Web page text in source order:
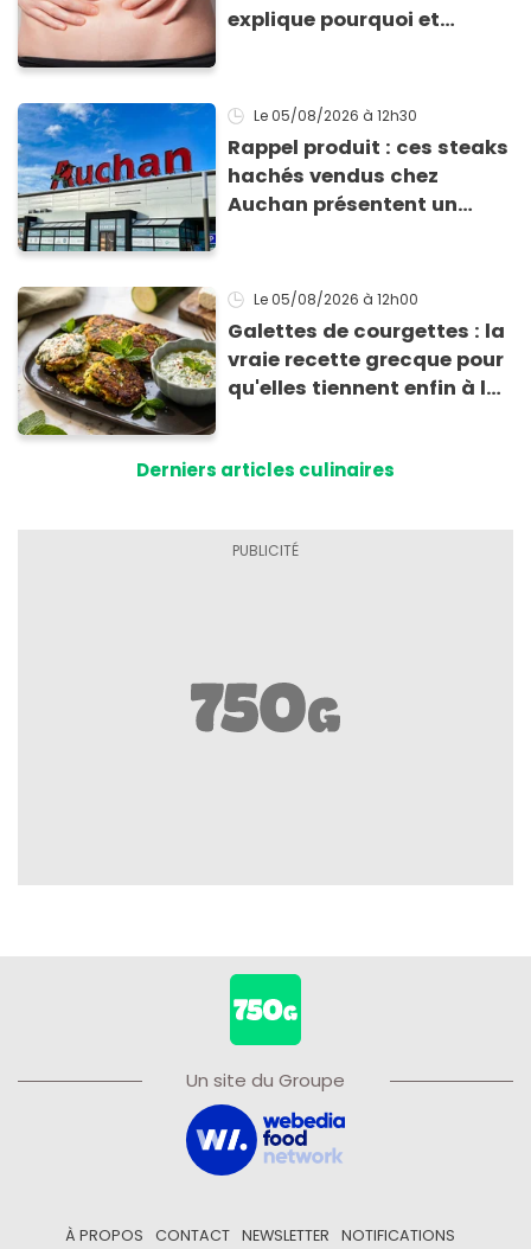
explique pourquoi et
Le 05/08/2026 à 12h30
Rappel produit : ces steaks
hachés vendus chez
Auchan présentent un
Le 05/08/2026 à 12h00
Galettes de courgettes : la
vraie recette grecque pour
qu'elles tiennent enfin à la
Derniers articles culinaires
Un site du Groupe
À PROPOS CONTACT NEWSLETTER NOTIFICATIONS